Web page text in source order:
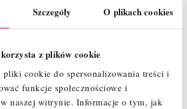
Szczegóły O plikach cookies
z plików cookie
cookie do spersonalizowania treści i
funkcje społecznościowe i
naszej witrynie. Informacje o tym, jak